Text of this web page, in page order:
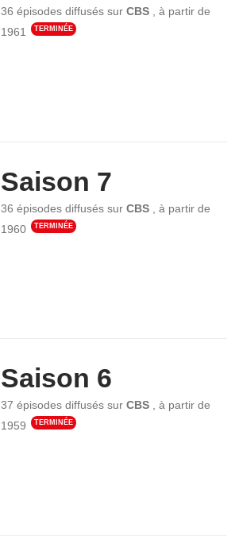
36 épisodes diffusés surCBS ,à partir de
1961
TERMINÉE
Saison 7
36 épisodes diffusés surCBS ,à partir de
1960
TERMINÉE
Saison 6
37 épisodes diffusés surCBS ,à partir de
1959
TERMINÉE